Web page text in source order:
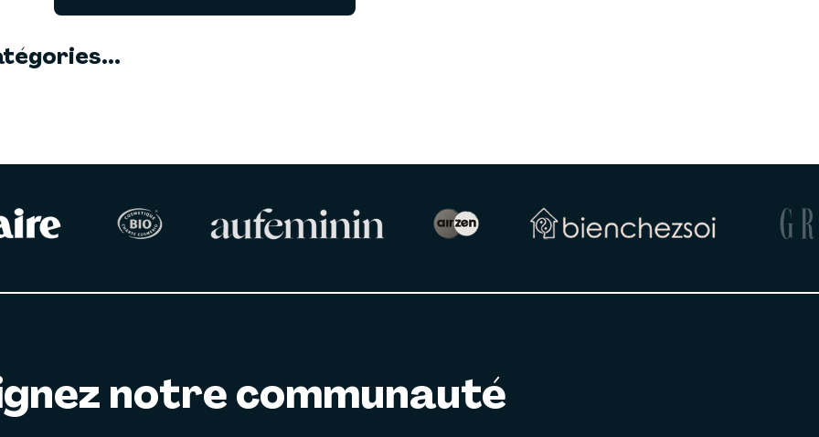
notre communauté